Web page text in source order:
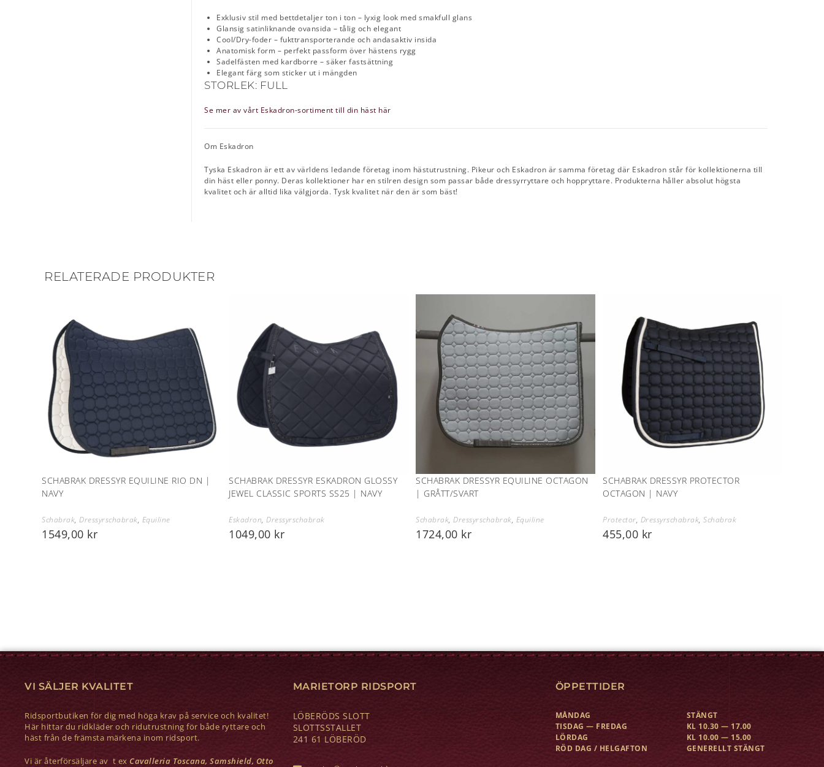
Exklusiv stil med bettdetaljer ton i ton – lyxig look med smakfull glans
Glansig satinliknande ovansida – tålig och elegant
Cool/Dry-foder – fukttransporterande och andasaktiv insida
Anatomisk form – perfekt passform över hästens rygg
Sadelfästen med kardborre – säker fastsättning
Elegant färg som sticker ut i mängden
STORLEK: FULL
Se mer av vårt Eskadron-sortiment till din häst här
Om Eskadron
Tyska Eskadron är ett av världens ledande företag inom hästutrustning. Pikeur och Eskadron är samma företag där Eskadron står för kollektionerna till
din häst eller ponny. Deras kollektioner har en stilren design som passar både dressyrryttare och hoppryttare. Produkterna håller absolut högsta
kvalitet och är alltid lika välgjorda. Tysk kvalitet när den är som bäst!
RELATERADE PRODUKTER
SCHABRAK DRESSYR EQUILINE RIO DN |
NAVY
Schabrak,Dressyrschabrak, Equiline
1549,00 kr
SCHABRAK DRESSYR ESKADRON GLOSSY
JEWEL CLASSIC SPORTS SS25 | NAVY
Eskadron,Dressyrschabrak
1049,00 kr
SCHABRAK DRESSYR EQUILINE OCTAGON
| GRÅTT/SVART
Schabrak,Dressyrschabrak, Equiline
1724,00 kr
SCHABRAK DRESSYR PROTECTOR
OCTAGON | NAVY
Protector, Dressyrschabrak,Schabrak
455,00 kr
VI SÄLJER KVALITET
Ridsportbutiken för dig med höga krav på service och kvalitet!
Här hittar du ridkläder och ridutrustning för både ryttare och
häst från de främsta märkena inom ridsport.
Vi är återförsäljare av t ex Cavalleria Toscana, Samshield, Otto
MARIETORP RIDSPORT
LÖBERÖDS SLOTT
SLOTTSSTALLET
241 61 LÖBERÖD
ÖPPETTIDER
MÅNDAG
TISDAG — FREDAG
LÖRDAG
RÖD DAG / HELGAFTON
STÄNGT
KL 10.30 — 17.00
KL 10.00 — 15.00
GENERELLT STÄNGT